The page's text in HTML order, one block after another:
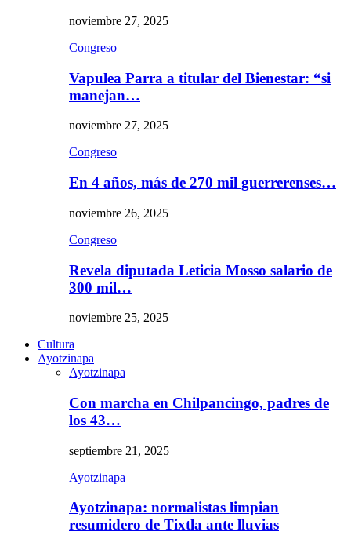
noviembre 27, 2025
Congreso
Vapulea Parra a titular del Bienestar: “si
manejan…
noviembre 27, 2025
Congreso
En 4 años, más de 270 mil guerrerenses…
noviembre 26, 2025
Congreso
Revela diputada Leticia Mosso salario de
300 mil…
noviembre 25, 2025
Cultura
Ayotzinapa
Ayotzinapa
Con marcha en Chilpancingo, padres de
los 43…
septiembre 21, 2025
Ayotzinapa
Ayotzinapa: normalistas limpian
resumidero de Tixtla ante lluvias